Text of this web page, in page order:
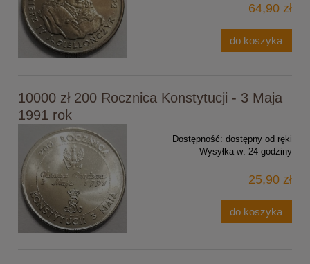
64,90 zł
do koszyka
10000 zł 200 Rocznica Konstytucji - 3 Maja
1991 rok
Dostępność: dostępny od ręki
Wysyłka w: 24 godziny
25,90 zł
do koszyka